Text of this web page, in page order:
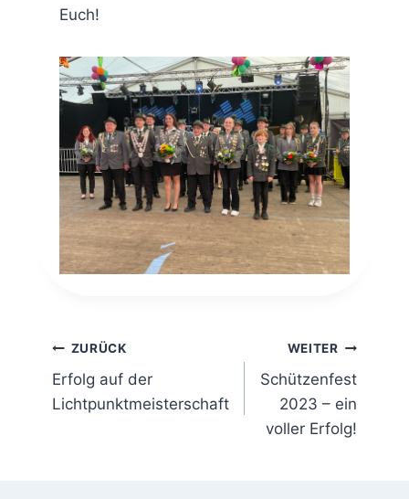
Euch!
Beitragsnavigation
ZURÜCK
Erfolg auf der
Lichtpunktmeisterschaft
WEITER
Schützenfest
2023 – ein
voller Erfolg!